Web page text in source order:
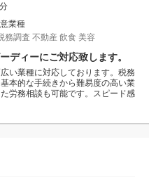
業種
務調査 不動産 飲食 美容
ディーにご対応致します。
い業種に対応しております。税務
本的な手続きから難易度の高い業
労務相談も可能です。スピード感